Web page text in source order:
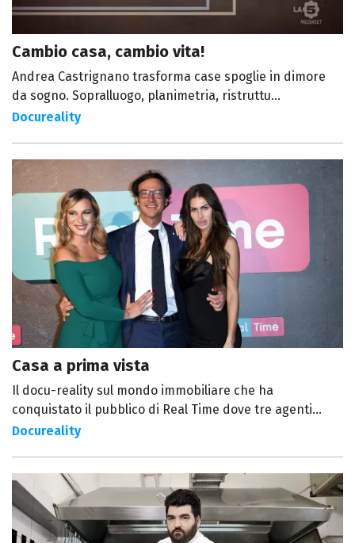
Cambio casa, cambio vita!
Andrea Castrignano trasforma case spoglie in dimore
da sogno. Sopralluogo, planimetria, ristruttu...
Docureality
Casa a prima vista
Il docu-reality sul mondo immobiliare che ha
conquistato il pubblico di Real Time dove tre agenti...
Docureality